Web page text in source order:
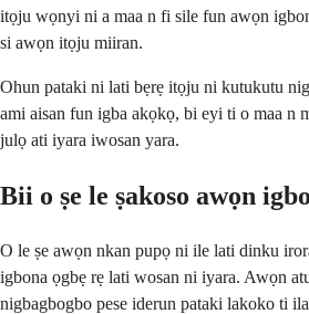
itọju wọnyi ni a maa n fi sile fun awọn
si awọn itọju miiran.
Ohun pataki ni lati bẹrẹ itọju ni kutukutu
ami aisan fun igba akọkọ, bi eyi ti o maa n
julọ ati iyara iwosan yara.
Bii o ṣe le ṣakoso awọn
O le ṣe awọn nkan pupọ ni ile lati dinku
igbona ọgbẹ rẹ lati wosan ni iyara. Awọn
nigbagbogbo pese iderun pataki lakoko ti